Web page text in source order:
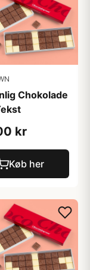
Chokolade
kr
Køb her